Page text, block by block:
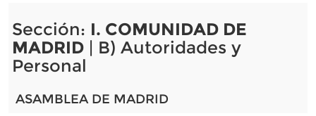
Sección: I. COMUNIDAD DE
MADRID| B) Autoridades y
Personal
ASAMBLEA DE MADRID